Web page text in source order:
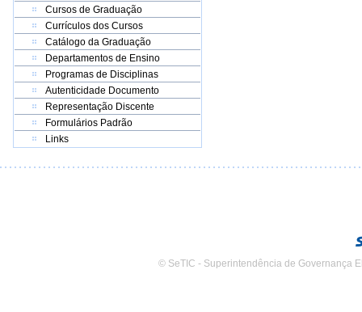
Cursos de Graduação
Currículos dos Cursos
Catálogo da Graduação
Departamentos de Ensino
Programas de Disciplinas
Autenticidade Documento
Representação Discente
Formulários Padrão
Links
© SeTIC - Superintendência de Governança